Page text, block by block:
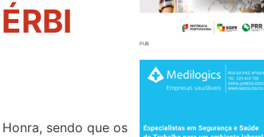
sendo que os